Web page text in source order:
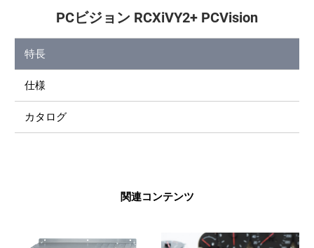
PCビジョン RCXiVY2+ PCVision
特長
仕様
カタログ
関連コンテンツ